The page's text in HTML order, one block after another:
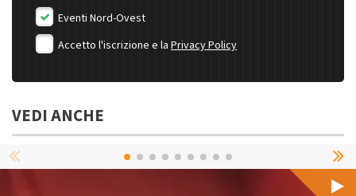
Eventi Nord-Ovest
Accetto l'iscrizione e la Privacy Policy
VEDI ANCHE